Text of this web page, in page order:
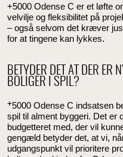
+5000 Odense C er et løfte
velvilje og fleksibilitet på
– også selvom det kræver
for at tingene kan lykkes.
BETYDER DET AT DER ER
BOLIGER I SPIL?
+5000 Odense C indsatsen
spil til alment byggeri. Det er
budgetteret med, der vil
gengæld betyder det, at vi,
udgangspunkt vil prioritere